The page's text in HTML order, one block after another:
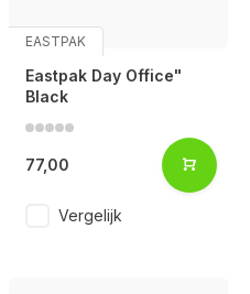
EASTPAK
Eastpak Day Office"
Black
77,00
Vergelijk